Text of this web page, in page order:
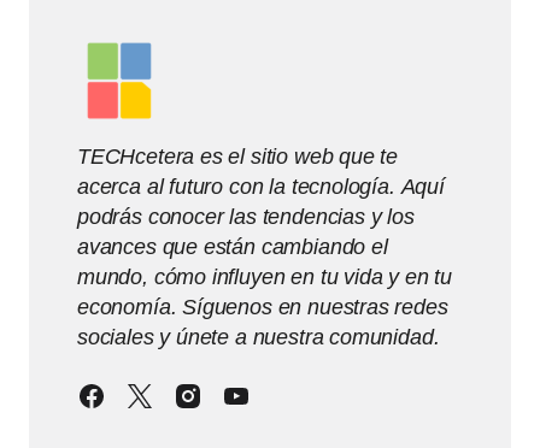
TECHcetera es el sitio web que te
acerca al futuro con la tecnología. Aquí
podrás conocer las tendencias y los
avances que están cambiando el
mundo, cómo influyen en tu vida y en tu
economía. Síguenos en nuestras redes
sociales y únete a nuestra comunidad.